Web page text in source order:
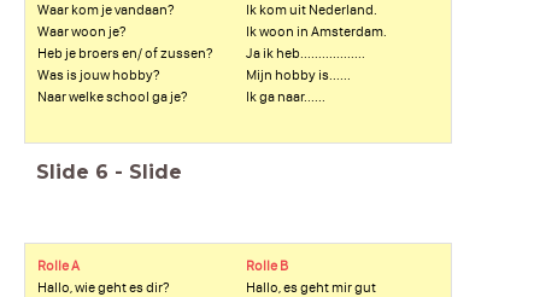
Waar kom je vandaan?
Waar woon je?
Heb je broers en/ of zussen?
Was is jouw hobby?
Naar welke school ga je?
Ik kom uit Nederland.
Ik woon in Amsterdam.
Ja ik heb..................
Mijn hobby is......
Ik ga naar......
Slide 6 - Slide
Rolle A
Hallo, wie geht es dir?
Rolle B
Hallo, es geht mir gut